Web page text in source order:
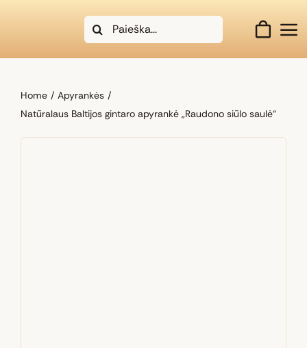
Search
for:
Home
Apyrankės
Natūralaus Baltijos gintaro apyrankė „Raudono siūlo saulė“